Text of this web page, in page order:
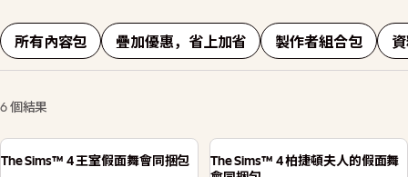
所有內容包 疊加優惠，省上加省 製作者組合包
6 個結果
The Sims™ 4 王室假面舞會同捆包
The Sims™ 4 柏捷頓夫人的假面舞